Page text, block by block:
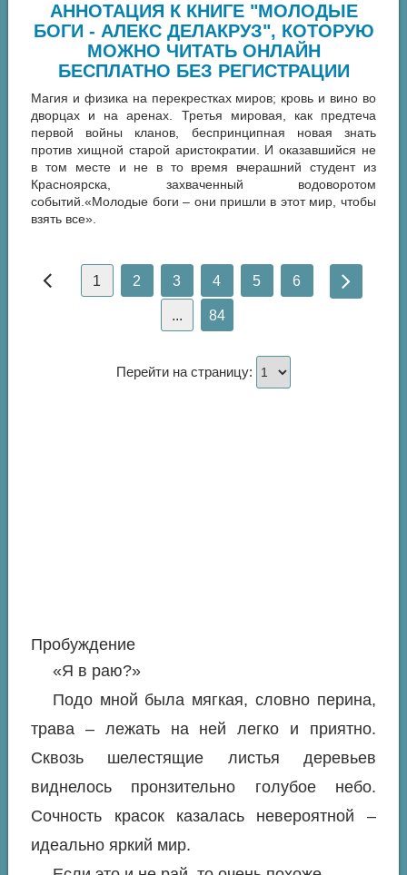
АННОТАЦИЯ К КНИГЕ "МОЛОДЫЕ
БОГИ - АЛЕКС ДЕЛАКРУЗ", КОТОРУЮ
МОЖНО ЧИТАТЬ ОНЛАЙН
БЕСПЛАТНО БЕЗ РЕГИСТРАЦИИ
Магия и физика на перекрестках миров; кровь и вино во
дворцах и на аренах. Третья мировая, как предтеча
первой войны кланов, беспринципная новая знать
против хищной старой аристократии. И оказавшийся не
в том месте и не в то время вчерашний студент из
Красноярска, захваченный водоворотом
событий.«Молодые боги – они пришли в этот мир, чтобы
взять все».
1 2 3 4 5 6
... 84
Перейти на страницу:
Пробуждение
«Я в раю?»
Подо мной была мягкая, словно перина,
трава – лежать на ней легко и приятно.
Сквозь шелестящие листья деревьев
виднелось пронзительно голубое небо.
Сочность красок казалась невероятной –
идеально яркий мир.